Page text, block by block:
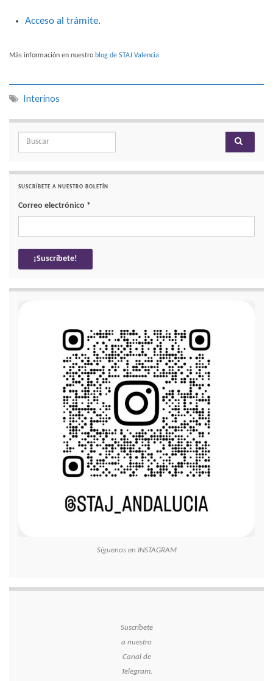
Acceso al trámite.
Más información en nuestro blog de STAJ Valencia
Interinos
Search for:
SUSCRÍBETE A NUESTRO BOLETÍN
Correo electrónico *
Síguenos en INSTAGRAM
Suscríbete
a nuestro
Canal de
Telegram.